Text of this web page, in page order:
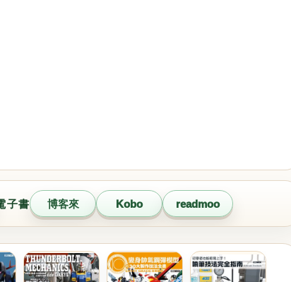
子書 博客來 Kobo readmoo